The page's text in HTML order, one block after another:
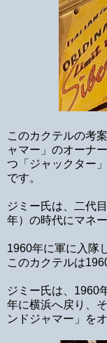
このカクテルの考
ャマー」のオーナ
つ「ジャックター
です。
ジミー氏は、二代
年）の時代にマネ
1960年に軍に入隊
このカクテルは
ジミー氏は、1960
年に横浜へ戻り、
ンドジャマー」を